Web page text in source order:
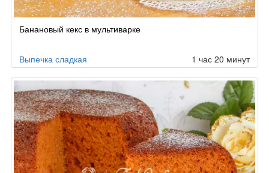
Банановый кекс в мультиварке
Выпечка сладкая 1 час 20 минут